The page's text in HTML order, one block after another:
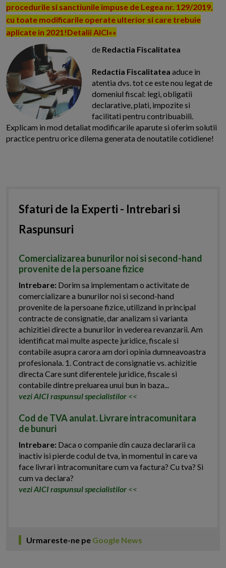
procedurile si sanctiunile impuse de Legea nr. 129/2019,
cu toate modificarile operate ulterior si care trebuie
aplicate in 2021!Detalii AICI««
de Redactia Fiscalitatea
Redactia Fiscalitatea aduce in
atentia dvs. tot ce este nou legat de
domeniul fiscal: legi, obligatii
declarative, plati, impozite si
facilitati pentru contribuabili.
Explicam in mod detaliat modificarile aparute si oferim solutii
practice pentru orice dilema generata de noutatile cotidiene!
Sfaturi de la Experti - Intrebari si
Raspunsuri
Comercializarea bunurilor noi si second-hand
provenite de la persoane fizice
Intrebare: Dorim sa implementam o activitate de
comercializare a bunurilor noi si second-hand
provenite de la persoane fizice, utilizand in principal
contracte de consignatie, dar analizam si varianta
achizitiei directe a bunurilor in vederea revanzarii. Am
identificat mai multe aspecte juridice, fiscale si
contabile asupra carora am dori opinia dumneavoastra
profesionala. 1. Contract de consignatie vs. achizitie
directa Care sunt diferentele juridice, fiscale si
contabile dintre preluarea unui bun in baza...
vezi AICI raspunsul specialistilor <<
Cod de TVA anulat. Livrare intracomunitara
de bunuri
Intrebare: Daca o companie din cauza declararii ca
inactiv isi pierde codul de tva, in momentul in care va
face livrari intracomunitare cum va factura? Cu tva? Si
cum va declara?
vezi AICI raspunsul specialistilor <<
Urmareste-ne pe Google News